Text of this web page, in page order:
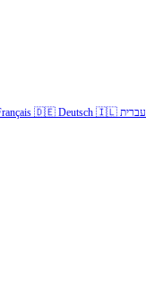
🇩🇪 Deutsch 🇮🇱 עברית